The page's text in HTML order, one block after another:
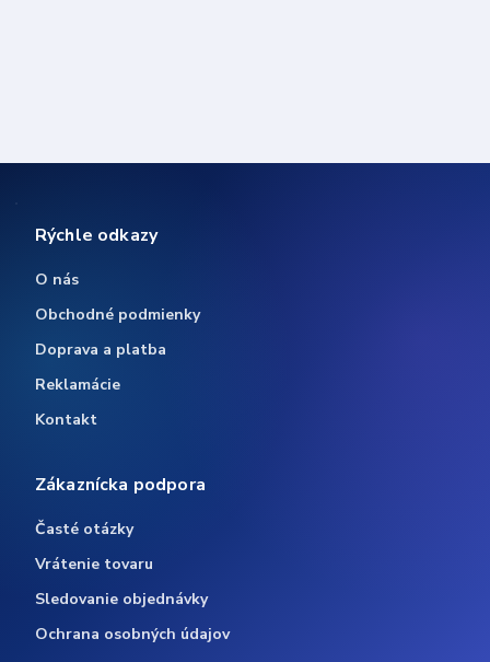
Rýchle odkazy
O nás
Obchodné podmienky
Doprava a platba
Reklamácie
Kontakt
Zákaznícka podpora
Časté otázky
Vrátenie tovaru
Sledovanie objednávky
Ochrana osobných údajov